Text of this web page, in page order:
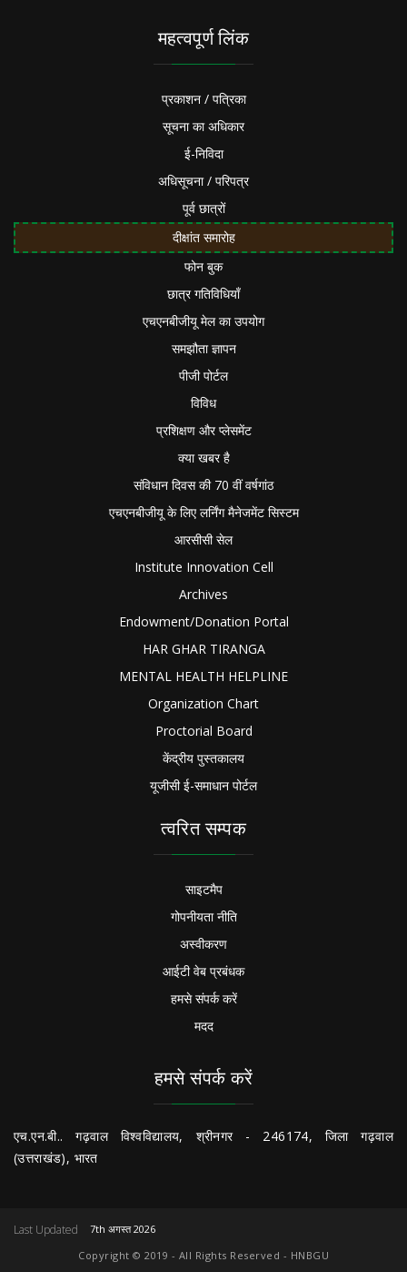
महत्वपूर्ण लिंक
प्रकाशन / पत्रिका
सूचना का अधिकार
ई-निविदा
अधिसूचना / परिपत्र
पूर्व छात्रों
दीक्षांत समारोह
फोन बुक
छात्र गतिविधियाँ
एचएनबीजीयू मेल का उपयोग
समझौता ज्ञापन
पीजी पोर्टल
विविध
प्रशिक्षण और प्लेसमेंट
क्या खबर है
संविधान दिवस की 70 वीं वर्षगांठ
एचएनबीजीयू के लिए लर्निंग मैनेजमेंट सिस्टम
आरसीसी सेल
Institute Innovation Cell
Archives
Endowment/Donation Portal
HAR GHAR TIRANGA
MENTAL HEALTH HELPLINE
Organization Chart
Proctorial Board
केंद्रीय पुस्तकालय
यूजीसी ई-समाधान पोर्टल
त्वरित सम्पक
साइटमैप
गोपनीयता नीति
अस्वीकरण
आईटी वेब प्रबंधक
हमसे संपर्क करें
मदद
हमसे संपर्क करें
एच.एन.बी.. गढ़वाल विश्वविद्यालय, श्रीनगर - 246174, जिला गढ़वाल
(उत्तराखंड), भारत
Last Updated
7th अगस्त 2026
Copyright © 2019 - All Rights Reserved - HNBGU